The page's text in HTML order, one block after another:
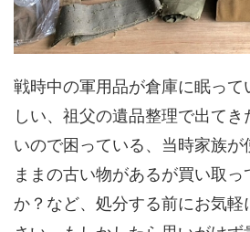
戦時中の軍用品が倉庫に眠って
しい、祖父の遺品整理で出て
いので困っている、当時家族が
ままの古い物があるが買い取っ
か？など、処分する前にお気